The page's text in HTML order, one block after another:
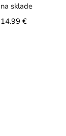
na sklade
14.99 €